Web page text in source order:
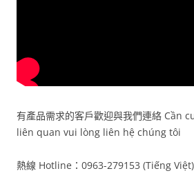
有產品需求的客戶歡迎與我們連絡 Cần
liên quan vui lòng liên hệ chúng tôi
熱線 Hotline：0963-279153 (Tiếng